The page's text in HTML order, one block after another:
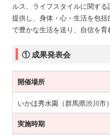
ルス、ライフスタイルに関す
提供し、身体・心・生活を包
で豊かな生活を送り、自信を育
① 成果発表会
開催場所
いかほ秀水園（群馬県渋川市）
実施時期